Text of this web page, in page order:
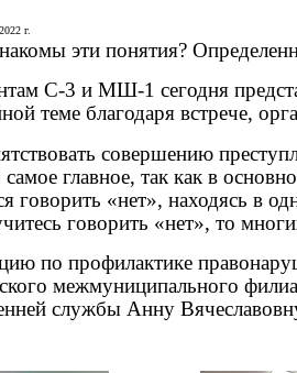
г.
эти понятия?
С-3 и МШ-1 сегодня
теме благодаря встрече,
совершению
главное, так как в
говорить «нет», находясь в
говорить «нет», то
по профилактике
межмуниципального
службы Анну